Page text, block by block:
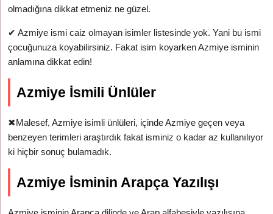
olmadığına dikkat etmeniz ne güzel.
✔ Azmiye ismi caiz olmayan isimler listesinde yok. Yani bu ismi
çocuğunuza koyabilirsiniz. Fakat isim koyarken Azmiye isminin
anlamına dikkat edin!
Azmiye İsmili Ünlüler
✖Malesef, Azmiye isimli ünlüleri, içinde Azmiye geçen veya
benzeyen terimleri araştırdık fakat isminiz o kadar az kullanılıyor
ki hiçbir sonuç bulamadık.
Azmiye İsminin Arapça Yazılışı